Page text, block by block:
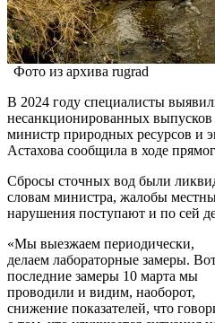
Фото из архива rugrad
В 2024 году специалисты
несанкционированных
министр природных ресурсов и
Астахова сообщила в ходе
Сбросы сточных вод были
словам министра, жалобы
нарушения поступают и по сей
«Мы выезжаем периодически,
делаем лабораторные замеры.
последние замеры 10 марта мы
проводили и видим, наоборот,
снижение показателей, что